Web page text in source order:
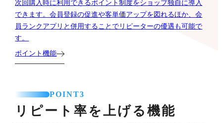
次回購入時に利用できるポイント制度をショップ独自に導入
できます。会員登録の促進や客単価アップを図れるほか、会
員ランクアプリと併用することでリピーターの優遇も可能で
す。
ポイント機能
POINT3
リピート率を上げる機能